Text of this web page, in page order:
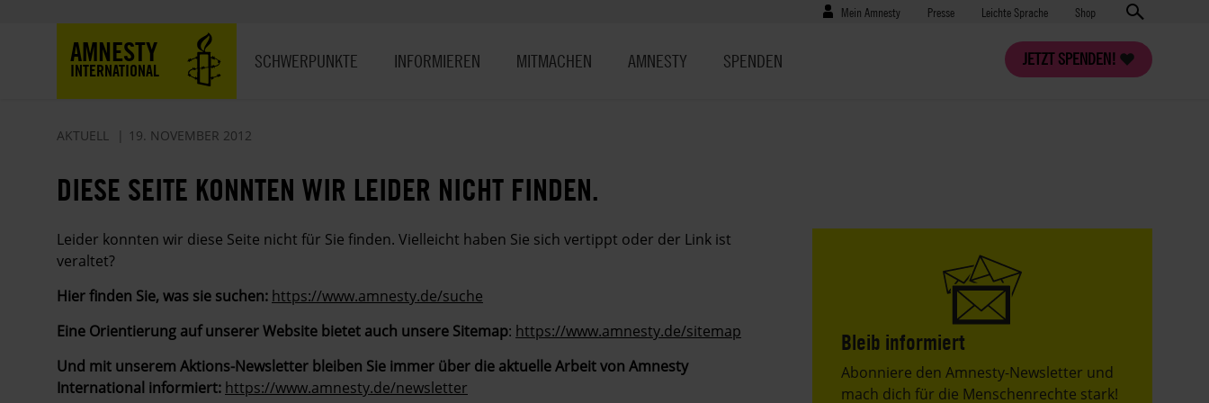
Benutzermenü
Mein Amnesty Presse
Presse Leichte Sprache Shop
AMNESTY
INTERNATIONAL
JETZT SPENDEN!
SCHWERPUNKTE INFORMIEREN MITMACHEN AMNESTY SPENDEN
AKTUELL 19. NOVEMBER 2012
DIESE SEITE KONNTEN WIR LEIDER NICHT FINDEN.
Leider konnten wir diese Seite nicht für Sie finden. Vielleicht haben Sie sich vertippt oder der Link ist
veraltet?
Hier finden Sie, was sie suchen: https://www.amnesty.de/suche
Eine Orientierung auf unserer Website bietet auch unsere Sitemap: https://www.amnesty.de/sitemap
Und mit unserem Aktions-Newsletter bleiben Sie immer über die aktuelle Arbeit von Amnesty
International informiert: https://www.amnesty.de/newsletter
Bleib informiert
Header
Text
Abonniere den Amnesty-Newsletter und
mach dich für die Menschenrechte stark!